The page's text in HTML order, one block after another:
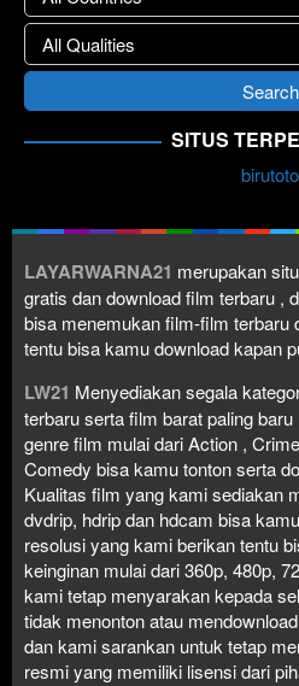
SITUS
birutoto
LAYARWARNA21 merupakan
gratis dan download film terbaru ,
bisa menemukan film-film terbaru
tentu bisa kamu download kapan
LW21 Menyediakan segala
terbaru serta film barat paling
genre film mulai dari Action ,
Comedy bisa kamu tonton serta
Kualitas film yang kami sediakan
dvdrip, hdrip dan hdcam bisa
resolusi yang kami berikan tentu
keinginan mulai dari 360p, 480p,
kami tetap menyarakan kepada
tidak menonton atau
dan kami sarankan untuk tetap
resmi yang memiliki lisensi dari